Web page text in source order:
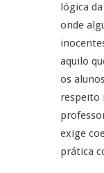
lógica
onde
aquilo
os
respeito
exige
prática